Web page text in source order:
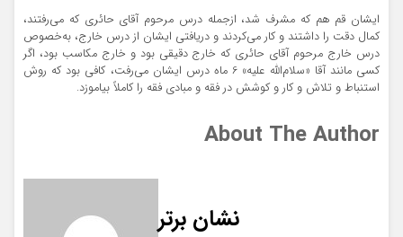
ایشان قم هم که مشرف شد، ازجمله درس مرحوم آقای حائری که می‌رفتند،
کمال دقت را داشتند و کار می‌کردند و دریافتی ایشان از درس خارج، به‌خصوص
درس خارج مرحوم آقای حائری که خارج دقیقی بود و خارج مکاسب بود، اگر
کسی مانند آقا «سلام‌الله علیه» 6 ماه درس ایشان می‌رفت، کافی بود که روش
استنباط و تلاش و کار و کوشش در فقه و مبادی فقه را کاملاً بیاموزد.
About The Author
نشان برتر